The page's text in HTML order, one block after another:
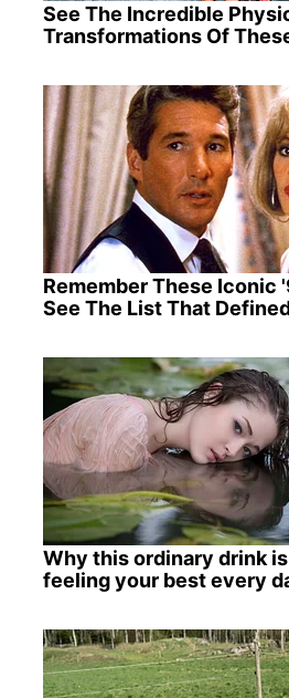
See The Incredible
Transformations Of
Remember These Iconic
See The List That
Why this ordinary drink
feeling your best every